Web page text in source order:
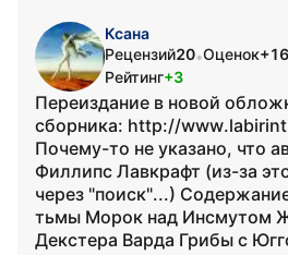
Ксана
Рецензий20•Оценок
Рейтинг+3
Переиздание в новой
сборника: http://
Почему-то не указано, что
Филлипс Лавкрафт (из-за
через "поиск"...)
тьмы Морок над Инсмутом
Декстера Варда Грибы с